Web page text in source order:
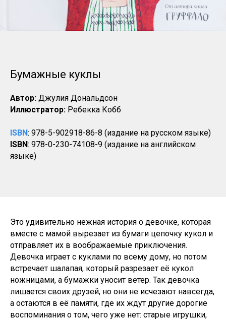
Бумажные куклы
Автор: Джулия Дональдсон
Иллюстратор: Ребекка Кобб
ISBN: 978-5-902918-86-8 (издание на русском языке)
ISBN: 978-0-230-74108-9 (издание на английском
языке)
Это удивительно нежная история о девочке, которая
вместе с мамой вырезает из бумаги цепочку кукол и
отправляет их в воображаемые приключения.
Девочка играет с куклами по всему дому, но потом
встречает шалапая, который разрезает её кукол
ножницами, а бумажки уносит ветер. Так девочка
лишается своих друзей, но они не исчезают навсегда,
а остаются в её памяти, где их ждут другие дорогие
воспоминания о том, чего уже нет: старые игрушки,